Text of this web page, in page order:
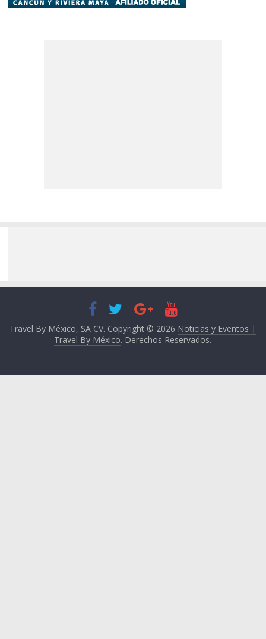
Travel By México, SA CV. Copyright © 2026 Noticias y Eventos |
Travel By México. Derechos Reservados.